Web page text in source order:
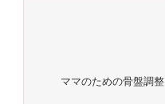
ママのための骨盤調整